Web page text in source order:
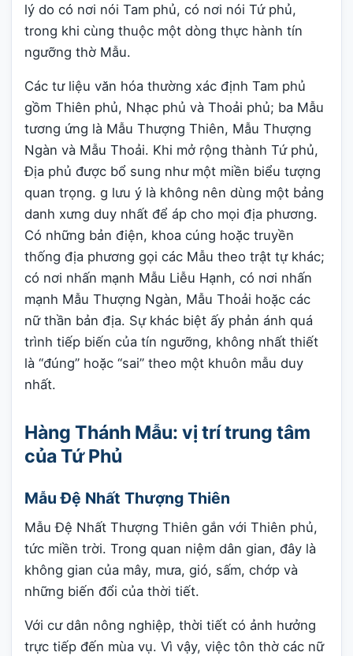
lý do có nơi nói Tam phủ, có nơi nói Tứ phủ,
trong khi cùng thuộc một dòng thực hành tín
ngưỡng thờ Mẫu.
Các tư liệu văn hóa thường xác định Tam phủ
gồm Thiên phủ, Nhạc phủ và Thoải phủ; ba Mẫu
tương ứng là Mẫu Thượng Thiên, Mẫu Thượng
Ngàn và Mẫu Thoải. Khi mở rộng thành Tứ phủ,
Địa phủ được bổ sung như một miền biểu tượng
quan trọng. g lưu ý là không nên dùng một bảng
danh xưng duy nhất để áp cho mọi địa phương.
Có những bản điện, khoa cúng hoặc truyền
thống địa phương gọi các Mẫu theo trật tự khác;
có nơi nhấn mạnh Mẫu Liễu Hạnh, có nơi nhấn
mạnh Mẫu Thượng Ngàn, Mẫu Thoải hoặc các
nữ thần bản địa. Sự khác biệt ấy phản ánh quá
trình tiếp biến của tín ngưỡng, không nhất thiết
là “đúng” hoặc “sai” theo một khuôn mẫu duy
nhất.
Hàng Thánh Mẫu: vị trí trung tâm
của Tứ Phủ
Mẫu Đệ Nhất Thượng Thiên
Mẫu Đệ Nhất Thượng Thiên gắn với Thiên phủ,
tức miền trời. Trong quan niệm dân gian, đây là
không gian của mây, mưa, gió, sấm, chớp và
những biến đổi của thời tiết.
Với cư dân nông nghiệp, thời tiết có ảnh hưởng
trực tiếp đến mùa vụ. Vì vậy, việc tôn thờ các nữ